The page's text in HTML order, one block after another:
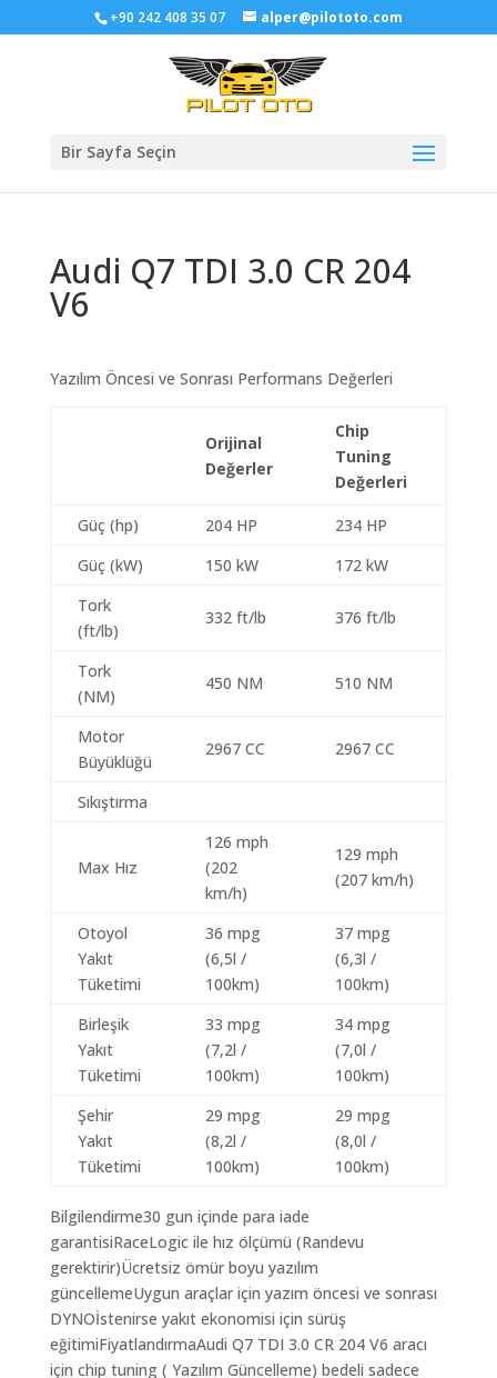
+90 242 408 35 07 alper@pilototo.com
Bir Sayfa Seçin
Audi Q7 TDI 3.0 CR 204
V6
Yazılım Öncesi ve Sonrası Performans Değerleri
Orijinal
Değerler
Chip
Tuning
Değerleri
Güç (hp) 204 HP
234 HP
Güç (kW)
150 kW
172 kW
Tork
(ft/lb)
332 ft/lb 376 ft/lb
Tork
(NM)
450 NM 510 NM
Motor
Büyüklüğü
2967 CC 2967 CC
Sıkıştırma
Max Hız
126 mph
(202
km/h)
129 mph
(207 km/h)
Otoyol
Yakıt
Tüketimi
36 mpg
(6,5l /
100km)
37 mpg
(6,3l /
100km)
Birleşik
Yakıt
Tüketimi
33 mpg
(7,2l /
100km)
34 mpg
(7,0l /
100km)
Şehir
Yakıt
Tüketimi
29 mpg
(8,2l /
100km)
29 mpg
(8,0l /
100km)
Bilgilendirme30 gun içinde para iade
garantisiRaceLogic ile hız ölçümü (Randevu
gerektirir)Ücretsiz ömür boyu yazılım
güncellemeUygun araçlar için yazım öncesi ve sonrası
DYNOİstenirse yakıt ekonomisi için sürüş
eğitimiFiyatlandırmaAudi Q7 TDI 3.0 CR 204 V6 aracı
için chip tuning ( Yazılım Güncelleme) bedeli sadece